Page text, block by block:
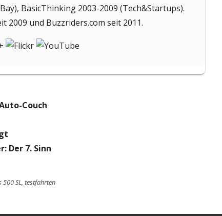
BasicThinking 2003-2009 (Tech&Startups).
2009 und Buzzriders.com seit 2011.
Couch
Der 7. Sinn
500 SL, testfahrten